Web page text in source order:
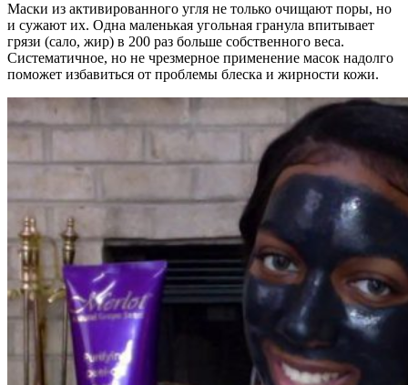
Маски из активированного угля не только очищают поры, но
и сужают их. Одна маленькая угольная гранула впитывает
грязи (сало, жир) в 200 раз больше собственного веса.
Систематичное, но не чрезмерное применение масок надолго
поможет избавиться от проблемы блеска и жирности кожи.